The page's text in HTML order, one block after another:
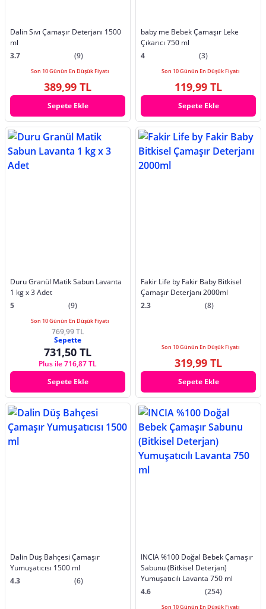
Dalin Sıvı Çamaşır Deterjanı 1500
ml
3.7
(9)
Son 10 Günün En Düşük Fiyatı
389,99 TL
Sepete Ekle
baby me Bebek Çamaşır Leke
Çıkarıcı 750 ml
4
(3)
Son 10 Günün En Düşük Fiyatı
119,99 TL
Sepete Ekle
Duru Granül Matik Sabun Lavanta
1 kg x 3 Adet
5
(9)
Son 10 Günün En Düşük Fiyatı
769,99 TL
Sepette
731,50 TL
Plus ile 716,87 TL
Sepete Ekle
Fakir Life by Fakir Baby Bitkisel
Çamaşır Deterjanı 2000ml
2.3
(8)
Son 10 Günün En Düşük Fiyatı
319,99 TL
Sepete Ekle
Dalin Düş Bahçesi Çamaşır
Yumuşatıcısı 1500 ml
4.3
(6)
INCIA %100 Doğal Bebek Çamaşır
Sabunu (Bitkisel Deterjan)
Yumuşatıcılı Lavanta 750 ml
4.6
(254)
Son 10 Günün En Düşük Fiyatı